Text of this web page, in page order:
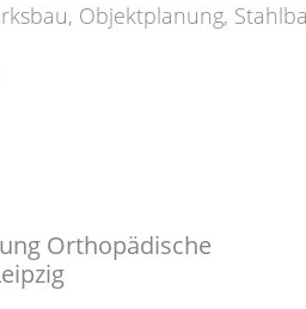
, Objektplanung,
Orthopädische